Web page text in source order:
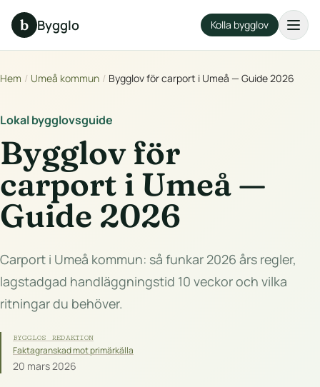
b Bygglo Kolla bygglov
Hem / Umeå kommun / Bygglov för carport i Umeå — Guide 2026
Lokal bygglovsguide
Bygglov för
carport i Umeå —
Guide 2026
Carport i Umeå kommun: så funkar 2026 års regler,
lagstadgad handläggningstid 10 veckor och vilka
ritningar du behöver.
BYGGLOS REDAKTION
Faktagranskad mot primärkälla
20 mars 2026